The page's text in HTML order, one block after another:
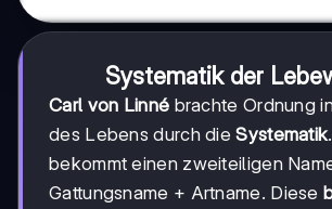
Systematik der
Carl von Linné brachte Ordnung
des Lebens durch dieSystematik
bekommt einen zweiteiligen
Gattungsname + Artname. Diese